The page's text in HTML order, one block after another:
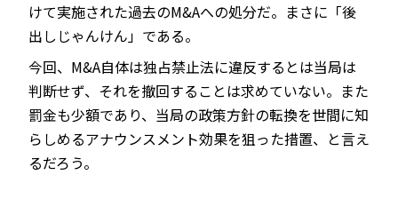
けて実施された過去のM&Aへの処分だ。まさに「後
出しじゃんけん」である。
今回、M&A自体は独占禁止法に違反するとは当局は
判断せず、それを撤回することは求めていない。また
罰金も少額であり、当局の政策方針の転換を世間に知
らしめるアナウンスメント効果を狙った措置、と言え
るだろう。